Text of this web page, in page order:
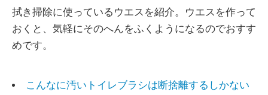
拭き掃除に使っているウエスを紹介。ウエスを作って
おくと、気軽にそのへんをふくようになるのでおすす
めです。
こんなに汚いトイレブラシは断捨離するしかない